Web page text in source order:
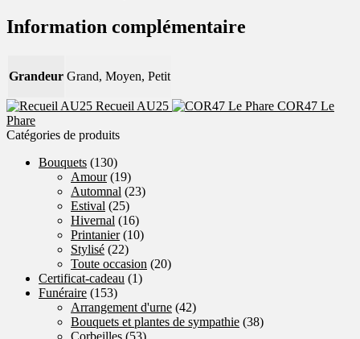
Information complémentaire
Grandeur Grand, Moyen, Petit
Recueil AU25
COR47 Le
Phare
Catégories de produits
Bouquets (130)
Amour (19)
Automnal (23)
Estival (25)
Hivernal (16)
Printanier (10)
Stylisé (22)
Toute occasion (20)
Certificat-cadeau (1)
Funéraire (153)
Arrangement d'urne (42)
Bouquets et plantes de sympathie (38)
Corbeilles (53)